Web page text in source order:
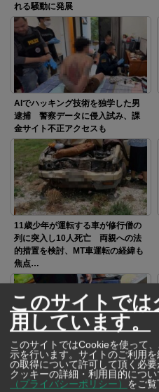
れる騒動に発展
AIでハッキング技術を独学した男
逮捕 警察データに侵入試み、課
金サイト不正アクセスも
11歳少年が運転する車が修行僧の
列に突入し10人死亡 両親への法
的措置を検討、MT車運転の経緯も
焦点…
地方公務員試験で大規模な不正を
摘発 答案修正の裏金、総額45億
Bに及ぶ
このサイトでは
用しています。
このサイトではCookieを使って
示を行います。サイトのご利用
の取得について許可して頂く必要
クッキーの詳細・利用目的につ
（プライバシーポリシー）
をご覧